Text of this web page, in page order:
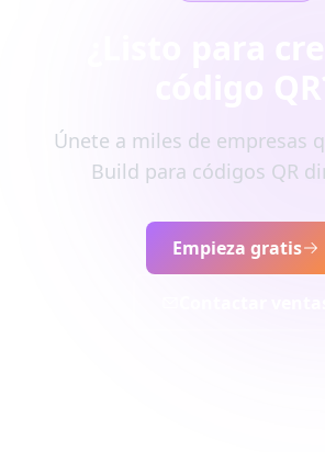
Únete a miles de empresas
Build para códigos QR
Empieza gratis